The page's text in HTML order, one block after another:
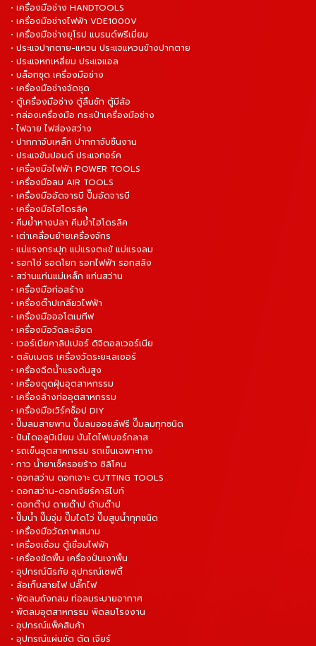
• เครื่องมือช่าง HANDTOOLS
• เครื่องมือช่างไฟฟ้า VDE1000V
• เครื่องมือช่างยุโรป แบรนด์พรีเมี่ยม
• ประแจปากตาย-แหวน ประแจแหวนข้างปากตาย
• ประแจหกเหลี่ยม ประแจแอล
• บล็อกชุด เครื่องมือช่าง
• เครื่องมือช่างจัดชุด
• ตู้เครื่องมือช่าง ตู้ลิ้นชัก ตู้มีล้อ
• กล่องเครื่องมือ กระเป๋าเครื่องมือช่าง
• ไฟฉาย ไฟส่องสว่าง
• ปากกาจับเหล็ก ปากกาจับชิ้นงาน
• ประแจขันปอนด์ ประแจทอร์ค
• เครื่องมือไฟฟ้า POWER TOOLS
• เครื่องมือลม AIR TOOLS
• เครื่องมืออัดจารบี ปั๊มอัดจารบี
• เครื่องมือไฮโดรลิค
• คีมย้ำหางปลา คีมย้ำไฮโดรลิค
• เต่าเคลื่อนย้ายเครื่องจักร
• แม่แรงกระปุก แม่แรงตะเข้ แม่แรงลม
• รอกโซ่ รอดโยก รอกไฟฟ้า รอกสลิง
• สว่านแท่นแม่เหล็ก แท่นสว่าน
• เครื่องมือก่อสร้าง
• เครื่องต๊าปเกลียวไฟฟ้า
• เครื่องมือออโตเมทีฟ
• เครื่องมือวัดละเอียด
• เวอร์เนียคาลิปเปอร์ ดิจิตอลเวอร์เนีย
• ตลับเมตร เครื่องวัดระยะเลเซอร์
• เครื่องฉีดน้ำแรงดันสูง
• เครื่องดูดฝุ่นอุตสาหกรรม
• เครื่องล้างท่ออุตสาหกรรม
• เครื่องมือเวิร์คช็อป DIY
• ปั๊มลมสายพาน ปั๊มลมออยล์ฟรี ปั๊มลมทุกชนิด
• ปันไดอลูมิเนียม บันไดไฟเบอร์กลาส
• รถเข็นอุตสาหกรรม รถเข็นเฉพาะทาง
• กาว น้ำยาเช็ครอยร้าว ซิลิโคน
• ดอกสว่าน ดอกเจาะ CUTTING TOOLS
• ดอกสว่าน-ดอกเจียร์คาร์ไบท์
• ดอกต๊าป ดายต๊าป ด้ามต๊าป
• ปั๊มน้ำ ปั๊มจุ่ม ปั๊มไดโว่ ปั๊มสูบน้ำทุกชนิด
• เครื่องมือวัดภาคสนาม
• เครื่องเชื่อม ตู้เชื่อมไฟฟ้า
• เครื่องขัดพื้น เครื่องปั่นเงาพื้น
• อุปกรณ์นิรภัย อุปกรณ์เซฟตี้
• ล้อเก็บสายไฟ ปลั๊กไฟ
• พัดลมถังกลม ท่อลมระบายอากาศ
• พัดลมอุตสาหกรรม พัดลมโรงงาน
• อุปกรณ์แพ็คสินค้า
• อุปกรณ์แผ่นขัด ตัด เจียร์